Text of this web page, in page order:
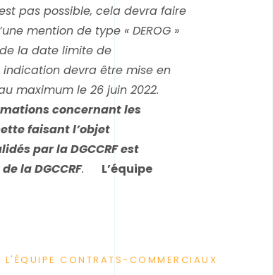
pas possible, cela devra faire
mention de type « DEROG »
la date limite de
devra être mise en
maximum le 26 juin 2022.
concernant les
faisant l’objet
par la DGCCRF est
la DGCCRF.
L’équipe
L'ÉQUIPE CONTRATS-COMMERCIAUX